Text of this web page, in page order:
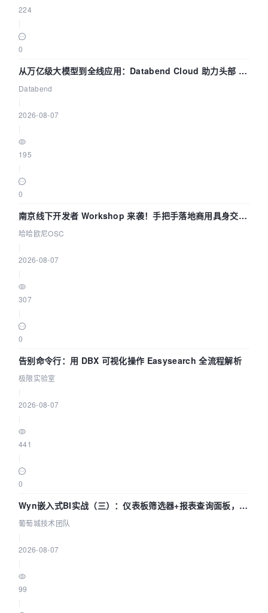
224
0
从万亿级大模型到全线应用：Databend Cloud 助力头部 AI
企业构建全链路 Trace 数据管道
Databend
2026-08-07
195
0
南京线下开发者 Workshop 来袭！手把手落地商用具身交互
智能 Agent 应用
哈哈欧尼OSC
2026-08-07
307
0
告别命令行：用 DBX 可视化操作 Easysearch 全流程解析
极限实验室
2026-08-07
441
0
Wyn嵌入式BI实战（三）：仪表板筛选器+报表查询面板，参
数联动全闭环
葡萄城技术团队
2026-08-07
99